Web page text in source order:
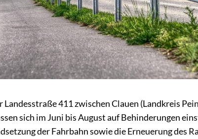
411 zwischen Clauen (Landkreis
sich im Juni bis August auf Behinderungen
der Fahrbahn sowie die Erneuerung des